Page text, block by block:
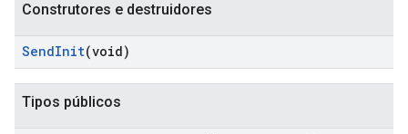
Construtores e destruidores
SendInit(void)
Tipos públicos